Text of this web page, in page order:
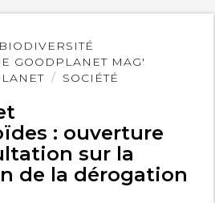
BIODIVERSITÉ
GOODPLANET MAG'
SOCIÉTÉ
: ouverture
sur la
de la dérogation